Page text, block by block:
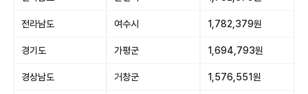
전라남도 여수시 1,782,379원
경기도 가평군 1,694,793원
경상남도 거창군 1,576,551원